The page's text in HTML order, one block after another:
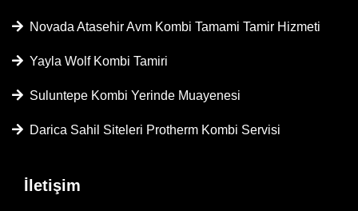
Novada Atasehir Avm Kombi Tamami Tamir Hizmeti
Yayla Wolf Kombi Tamiri
Suluntepe Kombi Yerinde Muayenesi
Darica Sahil Siteleri Protherm Kombi Servisi
İletişim